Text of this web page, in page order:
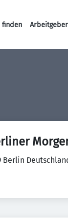
Haupt-
finden
Berlin